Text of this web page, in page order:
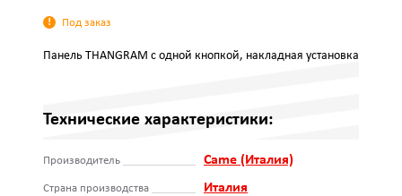
Под заказ
Панель THANGRAM с одной кнопкой, накладная установка
Технические характеристики:
Производитель Came (Италия)
Страна производства Италия